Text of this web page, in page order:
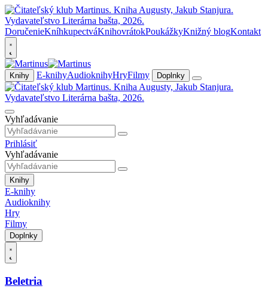
DoručenieKníhkupectváKnihovrátokPoukážkyKnižný blogKontakt
Knihy E-knihyAudioknihyHryFilmy Doplnky
Vyhľadávanie
Prihlásiť
Vyhľadávanie
Knihy
E-knihy
Audioknihy
Hry
Filmy
Doplnky
Beletria